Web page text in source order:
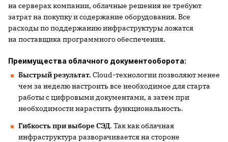
на серверах компании, облачные решения не требуют
затрат на покупку и содержание оборудования. Все
расходы по поддержанию инфраструктуры ложатся
на поставщика программного обеспечения.
Преимущества облачного документооборота:
Быстрый результат. Cloud-технологии позволяют менее
чем за неделю настроить все необходимое для старта
работы с цифровыми документами, а затем при
необходимости нарастить функциональность.
Гибкость при выборе СЭД. Так как облачная
инфраструктура разворачивается на стороне